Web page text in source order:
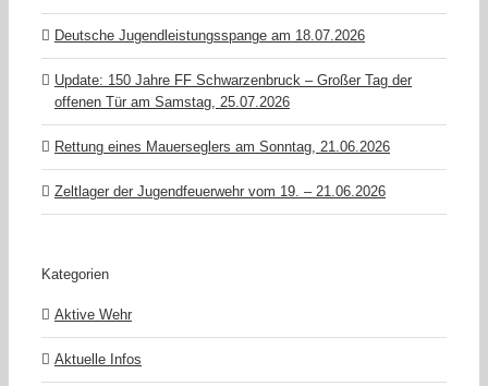
Deutsche Jugendleistungsspange am 18.07.2026
Update: 150 Jahre FF Schwarzenbruck – Großer Tag der
offenen Tür am Samstag, 25.07.2026
Rettung eines Mauerseglers am Sonntag, 21.06.2026
Zeltlager der Jugendfeuerwehr vom 19. – 21.06.2026
Kategorien
Aktive Wehr
Aktuelle Infos